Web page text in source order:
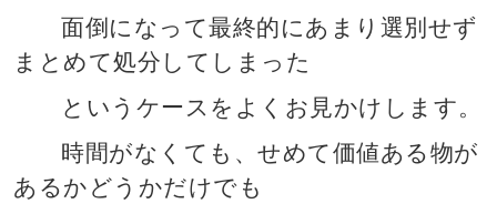
面倒になって最終的にあまり選別せず
まとめて処分してしまった
というケースをよくお見かけします。
時間がなくても、せめて価値ある物が
あるかどうかだけでも